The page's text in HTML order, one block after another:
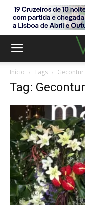
Início Tags Gecontur
Tag: Gecontur